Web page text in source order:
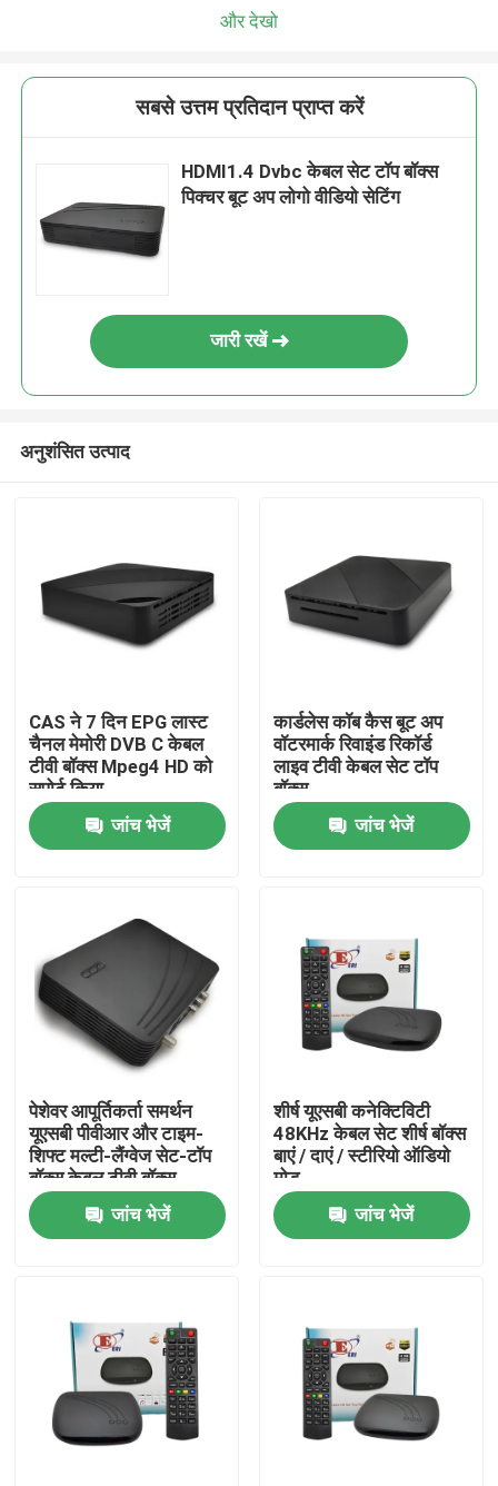
होम
वीआर दिखाएँ
हमारे बारे में
फैक्टरी यात्रा
गुणवत्ता नियंत्रण
एक बोली का अनुरोध
टीवी सेट टॉप बॉक्स
और देखो
सबसे उत्तम प्रतिदान प्राप्त करें
HDMI1.4 Dvbc केबल सेट टॉप बॉक्स
पिक्चर बूट अप लोगो वीडियो सेटिंग
जारी रखें
अनुशंसित उत्पाद
CAS ने 7 दिन EPG लास्ट
चैनल मेमोरी DVB C केबल
टीवी बॉक्स Mpeg4 HD को
सपोर्ट किया
जांच भेजें
कार्डलेस कॉब कैस बूट अप
वॉटरमार्क रिवाइंड रिकॉर्ड
लाइव टीवी केबल सेट टॉप
बॉक्स
जांच भेजें
पेशेवर आपूर्तिकर्ता समर्थन
यूएसबी पीवीआर और टाइम-
शिफ्ट मल्टी-लैंग्वेज सेट-टॉप
बॉक्स केबल टीवी बॉक्स
जांच भेजें
शीर्ष यूएसबी कनेक्टिविटी
48KHz केबल सेट शीर्ष बॉक्स
बाएं / दाएं / स्टीरियो ऑडियो
मोड
जांच भेजें